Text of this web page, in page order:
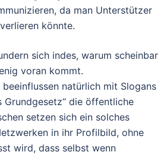
da man Unterstützer
könnte.
sich indes, warum scheinbar
voran kommt.
natürlich mit Slogans
Grundgesetz“ die öffentliche
setzen sich ein solches
in ihr Profilbild, ohne
wird, dass selbst wenn